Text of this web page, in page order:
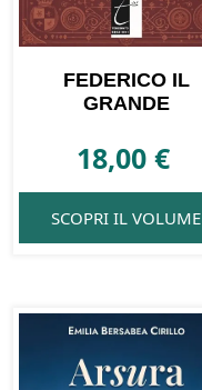
FEDERICO IL
GRANDE
18,00€
SCOPRI IL VOLUME